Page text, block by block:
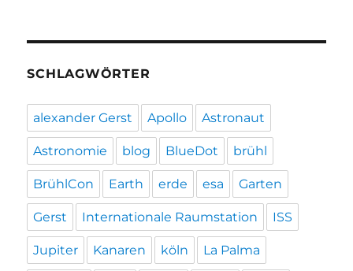
SCHLAGWÖRTER
alexander Gerst Apollo Astronaut
Astronomie blog BlueDot brühl
BrühlCon Earth erde esa Garten
Gerst Internationale Raumstation ISS
Jupiter Kanaren köln La Palma